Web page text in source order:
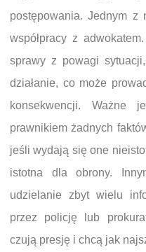
postępowania. Jednym z
współpracy z
sprawy z powagi
działanie, co może
konsekwencji. Ważne
prawnikiem żadnych
jeśli wydają się one
istotna dla obrony.
udzielanie zbyt wielu
przez policję lub
czują presję i chcą jak